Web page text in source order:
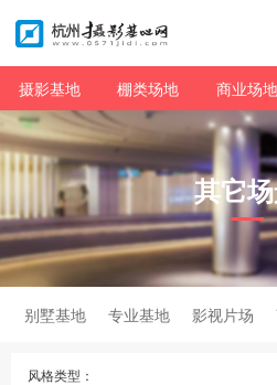
摄影基地 棚类场地 商业场地
其它
别墅基地 专业基地 影视片场
风格类型：